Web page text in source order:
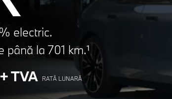
electric.
până la 701 km.¹
+ TVA RATĂ LUNARĂ